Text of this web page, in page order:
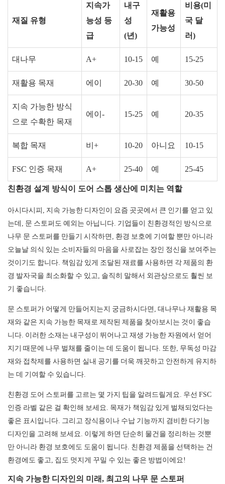
재질 유형
지속가
능성 등
급
내구
성
(년)
재활용
가능성
비용(미
국 달
러)
대나무 A+ 10-15 예 15-25
재활용 목재 에이 20-30 예 30-50
지속 가능한 방식
으로 수확한 목재
에이- 15-25 예 20-35
복합 목재 비+ 10-20 아니요 10-15
FSC 인증 목재 A+ 25-40 예 25-45
친환경 설계 방식이 도어 스톱 생산에 미치는 역할
아시다시피, 지속 가능한 디자인이 요즘 곳곳에서 큰 인기를 얻고 있
는데, 문 스토퍼도 예외는 아닙니다. 기업들이 친환경적인 방식으로
나무 문 스토퍼를 만들기 시작하면, 환경 보호에 기여할 뿐만 아니라
오늘날 의식 있는 소비자들의 마음을 사로잡는 장인 정신을 보여주는
것이기도 합니다. 책임감 있게 조달된 재료를 사용하면 각 제품의 환
경 발자국을 최소화할 수 있고, 솔직히 말해서 외관상으로도 훨씬 보
기 좋습니다.
문 스토퍼가 어떻게 만들어지는지 궁금하시다면, 대나무나 재활용 목
재와 같은 지속 가능한 목재로 제작된 제품을 찾아보시는 것이 좋습
니다. 이러한 소재는 내구성이 뛰어나고 재생 가능한 자원에서 얻어
지기 때문에 나무 벌채를 줄이는 데 도움이 됩니다. 또한, 무독성 마감
재와 접착제를 사용하면 실내 공기를 더욱 깨끗하고 안전하게 유지하
는 데 기여할 수 있습니다.
친환경 도어 스토퍼를 고르는 몇 가지 팁을 알려드릴게요. 우선 FSC
인증 라벨 같은 걸 확인해 보세요. 목재가 책임감 있게 벌채되었다는
좋은 표시입니다. 그리고 장식용이나 수납 기능까지 겸비한 다기능
디자인을 고려해 보세요. 이렇게 하면 단순히 물건을 정리하는 것뿐
만 아니라 환경 보호에도 도움이 됩니다. 친환경 제품을 선택하는 건
환경에도 좋고, 집도 멋지게 꾸밀 수 있는 좋은 방법이에요!
지속 가능한 디자인의 미래, 최고의 나무 문 스토퍼